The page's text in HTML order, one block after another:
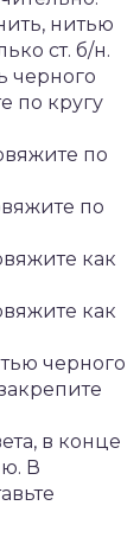
нитью
ст. б/н.
черного
по кругу
по
по
как
как
черного
в конце
В